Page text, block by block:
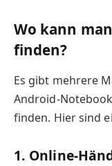
Wo kann
finden?
Es gibt mehrere
Android-
finden. Hier sind
1. Online-